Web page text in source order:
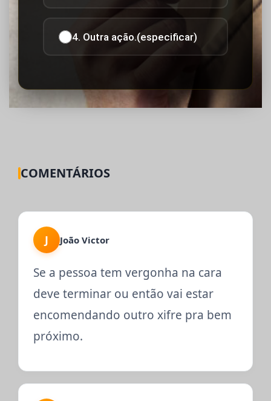
4. Outra ação.(especificar)
COMENTÁRIOS
J João Victor
Se a pessoa tem vergonha na cara
deve terminar ou então vai estar
encomendando outro xifre pra bem
próximo.